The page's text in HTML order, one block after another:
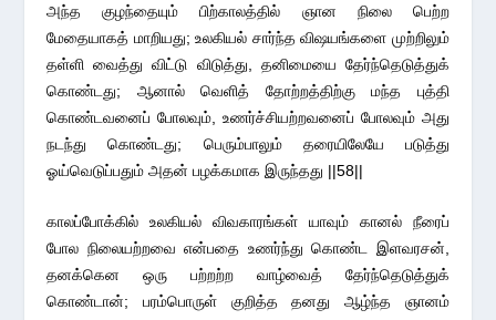
அந்த குழந்தையும் பிற்காலத்தில் ஞான நிலை பெற்ற
மேதையாகத் மாறியது; உலகியல் சார்ந்த விஷயங்களை முற்றிலும்
தள்ளி வைத்து விட்டு விடுத்து, தனிமையை தேர்ந்தெடுத்துக்
கொண்டது; ஆனால் வெளித் தோற்றத்திற்கு மந்த புத்தி
கொண்டவனைப் போலவும், உணர்ச்சியற்றவனைப் போலவும் அது
நடந்து கொண்டது; பெரும்பாலும் தரையிலேயே படுத்து
ஓய்வெடுப்பதும் அதன் பழக்கமாக இருந்தது ||58||
காலப்போக்கில் உலகியல் விவகாரங்கள் யாவும் கானல் நீரைப்
போல நிலையற்றவை என்பதை உணர்ந்து கொண்ட இளவரசன்,
தனக்கென ஒரு பற்றற்ற வாழ்வைத் தேர்ந்தெடுத்துக்
கொண்டான்; பரம்பொருள் குறித்த தனது ஆழ்ந்த ஞானம்